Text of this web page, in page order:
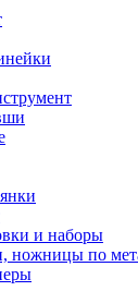
и наборы
ножницы по